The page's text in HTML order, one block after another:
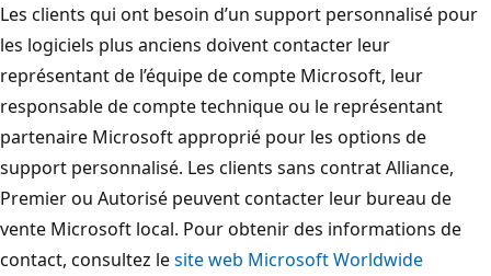
Les clients qui ont besoin d’un support personnalisé pour
les logiciels plus anciens doivent contacter leur
représentant de l’équipe de compte Microsoft, leur
responsable de compte technique ou le représentant
partenaire Microsoft approprié pour les options de
support personnalisé. Les clients sans contrat Alliance,
Premier ou Autorisé peuvent contacter leur bureau de
vente Microsoft local. Pour obtenir des informations de
contact, consultez lesite web Microsoft Worldwide